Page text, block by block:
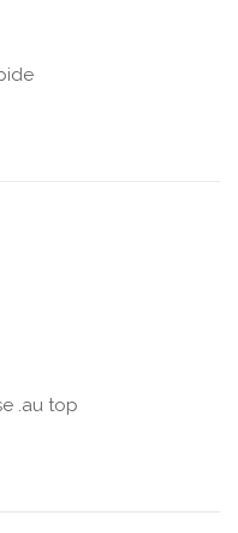
.au top